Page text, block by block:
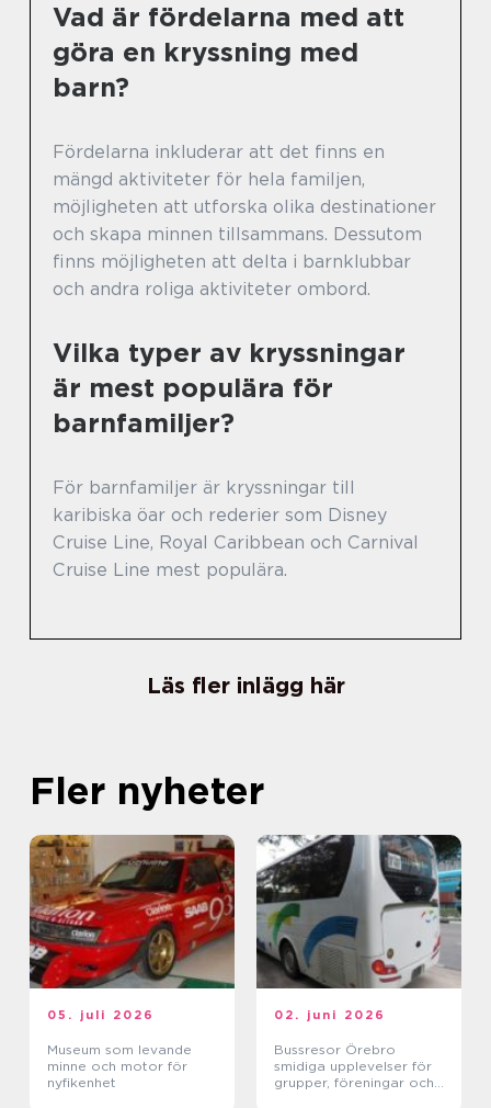
Vad är fördelarna med att
göra en kryssning med
barn?
Fördelarna inkluderar att det finns en
mängd aktiviteter för hela familjen,
möjligheten att utforska olika destinationer
och skapa minnen tillsammans. Dessutom
finns möjligheten att delta i barnklubbar
och andra roliga aktiviteter ombord.
Vilka typer av kryssningar
är mest populära för
barnfamiljer?
För barnfamiljer är kryssningar till
karibiska öar och rederier som Disney
Cruise Line, Royal Caribbean och Carnival
Cruise Line mest populära.
Läs fler inlägg här
Fler nyheter
05. juli 2026
Museum som levande
minne och motor för
nyfikenhet
02. juni 2026
Bussresor Örebro
smidiga upplevelser för
grupper, föreningar och